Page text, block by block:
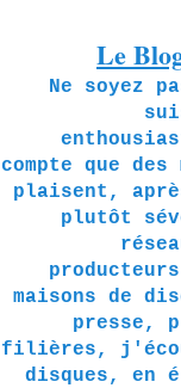
Le
Ne soyez
compte que des
plaisent,
plutôt
maisons de
presse,
filières,
disques, en